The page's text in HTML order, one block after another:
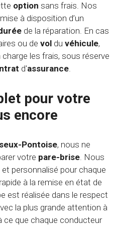
option sans frais. Nos
à disposition d’un
de la réparation. En cas
ou de vol du véhicule,
charge les frais, sous réserve
d'assurance.
pour votre
encore
Pontoise, nous ne
votre pare-brise. Nous
personnalisé pour chaque
à la remise en état de
est réalisée dans le respect
la plus grande attention à
ce que chaque conducteur